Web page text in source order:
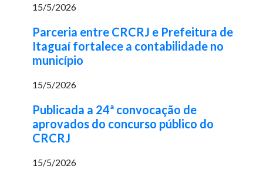
15/5/2026
Parceria entre CRCRJ e Prefeitura de
Itaguaí fortalece a contabilidade no
município
15/5/2026
Publicada a 24ª convocação de
aprovados do concurso público do
CRCRJ
15/5/2026